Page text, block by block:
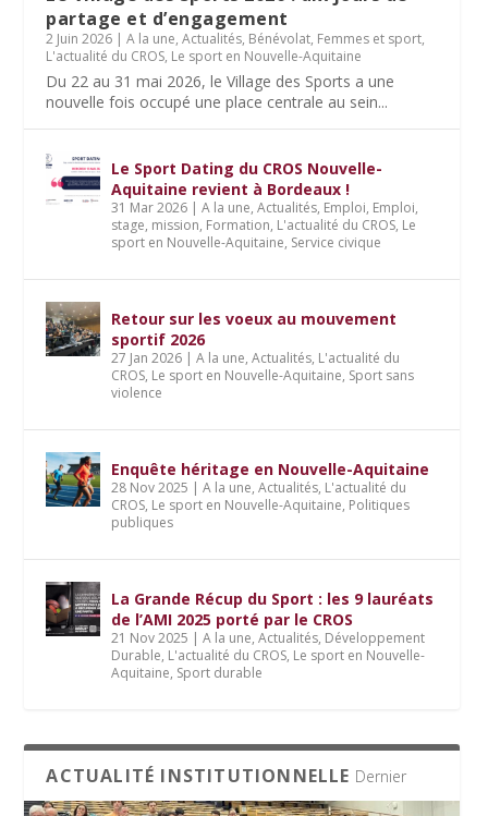
partage et d’engagement
2 Juin 2026 |A la une,Actualités, Bénévolat, Femmes et sport,
L'actualité du CROS, Le sport en Nouvelle-Aquitaine
Du 22 au 31 mai 2026, le Village des Sports a une
nouvelle fois occupé une place centrale au sein...
Le Sport Dating du CROS Nouvelle-
Aquitaine revient à Bordeaux !
31 Mar 2026 |A la une,Actualités, Emploi, Emploi,
stage, mission, Formation, L'actualité du CROS, Le
sport en Nouvelle-Aquitaine, Service civique
Retour sur les voeux au mouvement
sportif 2026
27 Jan 2026 |A la une,Actualités, L'actualité du
CROS, Le sport en Nouvelle-Aquitaine, Sport sans
violence
Enquête héritage en Nouvelle-Aquitaine
28 Nov 2025 |A la une,Actualités, L'actualité du
CROS, Le sport en Nouvelle-Aquitaine, Politiques
publiques
La Grande Récup du Sport : les 9 lauréats
de l’AMI 2025 porté par le CROS
21 Nov 2025 |A la une,Actualités, Développement
Durable, L'actualité du CROS, Le sport en Nouvelle-
Aquitaine, Sport durable
ACTUALITÉ INSTITUTIONNELLE Dernier